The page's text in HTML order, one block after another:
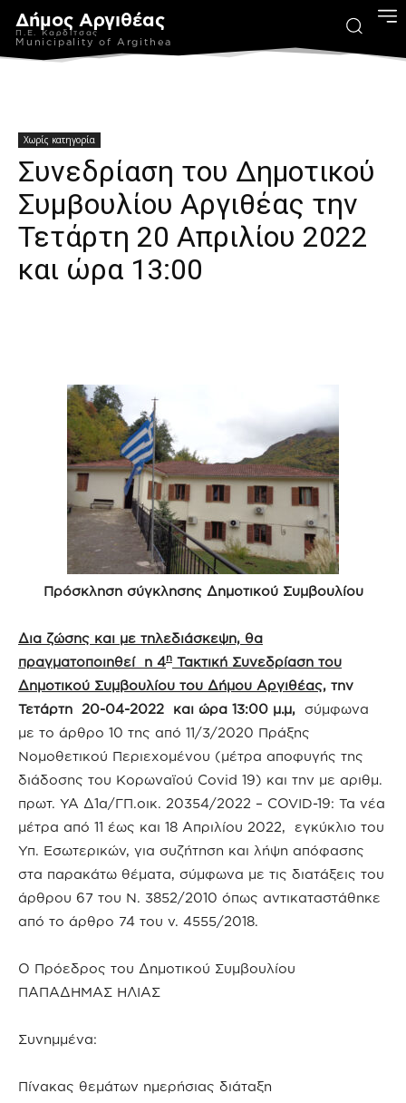
Δήμος Αργιθέας
Π.Ε. Καρδίτσας
Municipality of Argithea
Χωρίς κατηγορία
Συνεδρίαση του Δημοτικού
Συμβουλίου Αργιθέας την
Τετάρτη 20 Απριλίου 2022
και ώρα 13:00
Πρόσκληση σύγκλησης Δημοτικού Συμβουλίου
Δια ζώσης και με τηλεδιάσκεψη, θα
πραγματοποιηθεί η 4η Τακτική Συνεδρίαση του
Δημοτικού Συμβουλίου του Δήμου Αργιθέας, την
Τετάρτη 20-04-2022 και ώρα 13:00 μ.μ, σύμφωνα
με το άρθρο 10 της από 11/3/2020 Πράξης
Νομοθετικού Περιεχομένου (μέτρα αποφυγής της
διάδοσης του Κορωναϊού Covid 19) και την με αριθμ.
πρωτ. ΥΑ Δ1α/ΓΠ.οικ. 20354/2022 – COVID-19: Τα νέα
μέτρα από 11 έως και 18 Απριλίου 2022, εγκύκλιο του
Υπ. Εσωτερικών, για συζήτηση και λήψη απόφασης
στα παρακάτω θέματα, σύμφωνα με τις διατάξεις του
άρθρου 67 του Ν. 3852/2010 όπως αντικαταστάθηκε
από το άρθρο 74 του ν. 4555/2018.
Ο Πρόεδρος του Δημοτικού Συμβουλίου
ΠΑΠΑΔΗΜΑΣ ΗΛΙΑΣ
Συνημμένα:
Πίνακας θεμάτων ημερήσιας διάταξη